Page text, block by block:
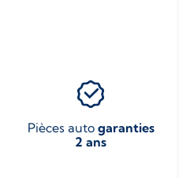
Pièces auto garanties
2 ans